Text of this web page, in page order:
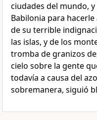
ciudades del mundo,
Babilonia para
de su terrible
las islas, y de los
tromba de granizos
cielo sobre la gente
todavía a causa del
sobremanera, siguió